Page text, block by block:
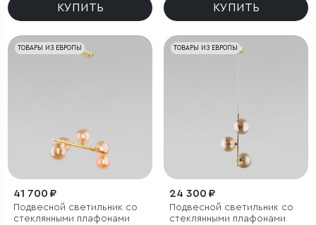
КУПИТЬ КУПИТЬ
ТОВАРЫ ИЗ ЕВРОПЫ
41 700 ₽
Подвесной светильник со
стеклянными плафонами
ТОВАРЫ ИЗ ЕВРОПЫ
24 300 ₽
Подвесной светильник со
стеклянными плафонами